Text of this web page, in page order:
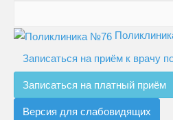
Записаться на приём к врачу
Записаться на платный приём
Версия для слабовидящих